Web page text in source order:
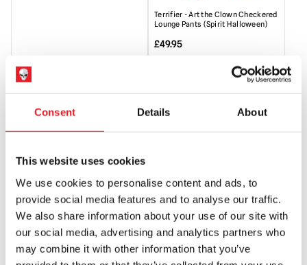
Consent Details About
This website uses cookies
We use cookies to personalise content and ads, to
provide social media features and to analyse our traffic.
We also share information about your use of our site with
our social media, advertising and analytics partners who
may combine it with other information that you’ve
Terrifier - Art the Clown Checkered
Lounge Pants (Spirit Halloween)
£49.95